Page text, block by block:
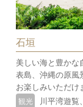
石垣
美しい海と豊かな
表島、沖縄の原風
お楽しみいただけ
観光 川平湾遊覧